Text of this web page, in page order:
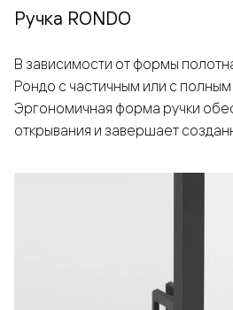
Ручка RONDO
В зависимости от формы
Рондо с частичным или с
Эргономичная форма ручки
открывания и завершает